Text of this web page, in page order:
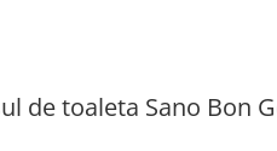
de toaleta Sano Bon